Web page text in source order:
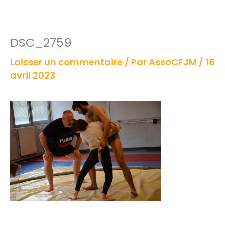
DSC_2759
Laisser un commentaire / ParAssoCFJM / 18
avril 2023